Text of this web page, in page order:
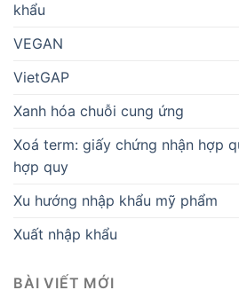
khẩu
VEGAN
VietGAP
Xanh hóa chuỗi cung ứng
Xoá term: giấy chứng nhận hợp
hợp quy
Xu hướng nhập khẩu mỹ phẩm
Xuất nhập khẩu
BÀI VIẾT MỚI